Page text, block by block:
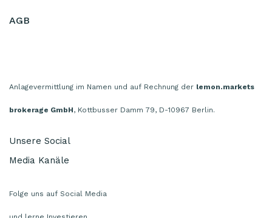
AGB
Anlagevermittlung im Namen und auf Rechnung der lemon.markets
brokerage GmbH, Kottbusser Damm 79, D-10967 Berlin.
Unsere Social
Media Kanäle
Folge uns auf Social Media